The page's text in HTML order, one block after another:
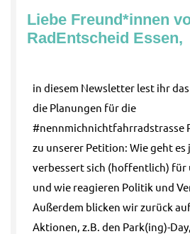
Liebe Freund*innen
RadEntscheid Essen,
in diesem Newsletter lest ihr
die Planungen für die
#nennmichnichtfahrradstrasse
zu unserer Petition: Wie geht es
verbessert sich (hoffentlich) für
und wie reagieren Politik und
Außerdem blicken wir zurück
Aktionen, z.B. den Park(ing)-